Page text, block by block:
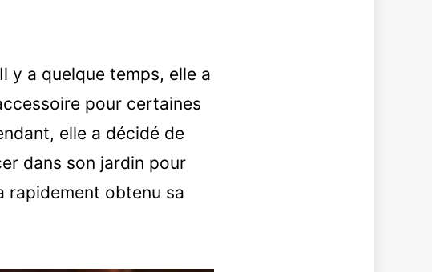
y a quelque temps, elle a
pour certaines
elle a décidé de
dans son jardin pour
rapidement obtenu sa